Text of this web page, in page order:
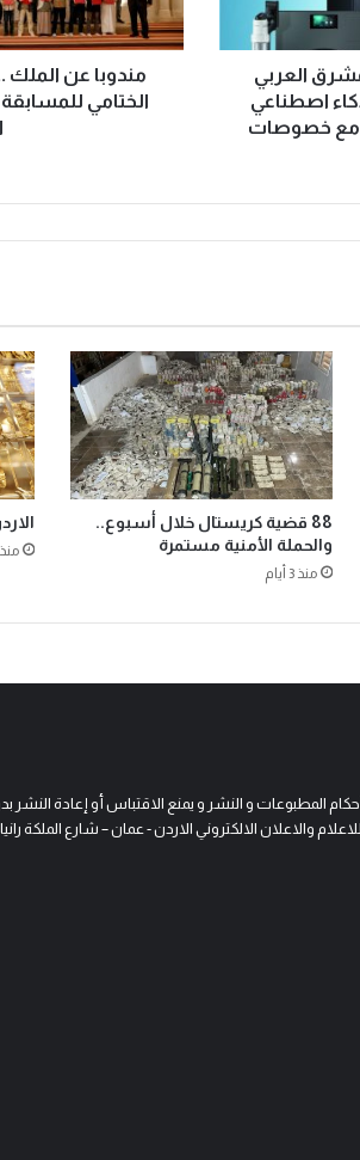
العربي
2026 بحلول ذكاء اصطناعي
مع خصوصات
مندوبا عن الملك
الختامي
88 قضية كريستال خلال أسبوع..
والحملة الأمنية مستمرة
منذ 3 أيام
منذ 3 أيام
المطبوعات و النشر و يمنع الاقتباس أو إعادة النشر
والاعلان الالكتروني الاردن - عمان – شارع الملكة رانيا